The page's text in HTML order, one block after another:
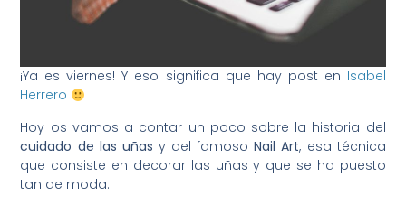
¡Ya es viernes! Y eso significa que hay post en Isabel
Herrero
Hoy os vamos a contar un poco sobre la historia del
cuidado de las uñas y del famosoNail Art, esa técnica
que consiste en decorar las uñas y que se ha puesto
tan de moda.